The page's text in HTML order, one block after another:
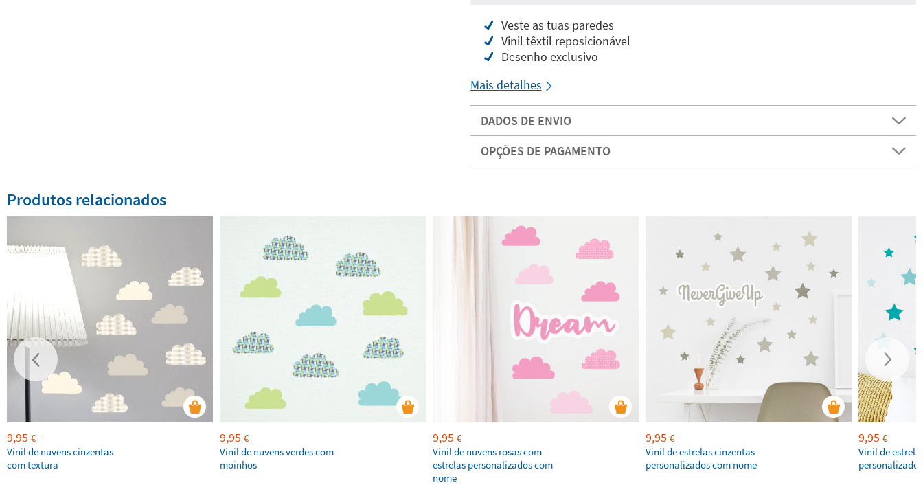
Veste as tuas paredes
Vinil têxtil reposicionável
Desenho exclusivo
Mais detalhes
DADOS DE ENVIO
OPÇÕES DE PAGAMENTO
Produtos relacionados
9,95 €
Vinil de nuvens cinzentas
com textura
9,95 €
Vinil de nuvens verdes com
moinhos
9,95 €
Vinil de nuvens rosas com
estrelas personalizados com
nome
9,95 €
Vinil de estrelas cinzentas
personalizados com nome
9,95 €
Vinil de